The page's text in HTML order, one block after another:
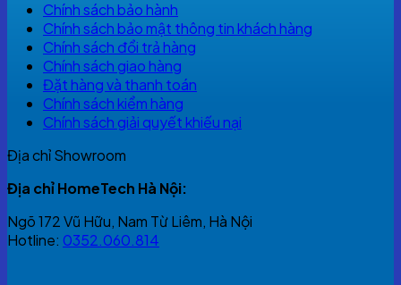
Chính sách bảo hành
Chính sách bảo mật thông tin khách hàng
Chính sách đổi trả hàng
Chính sách giao hàng
Đặt hàng và thanh toán
Chính sách kiểm hàng
Chính sách giải quyết khiếu nại
Địa chỉ Showroom
Địa chỉ HomeTech Hà Nội:
Ngõ 172 Vũ Hữu, Nam Từ Liêm, Hà Nội
Hotline: 0352.060.814